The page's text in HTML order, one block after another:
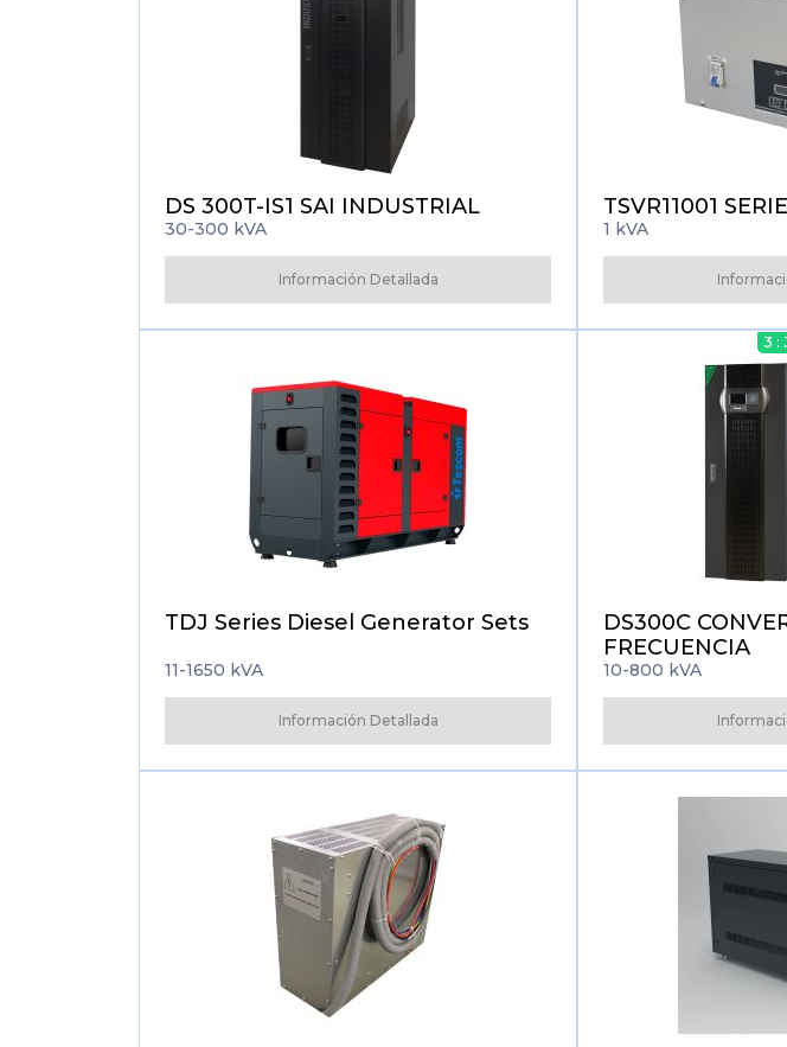
DS 300T-IS1 SAI INDUSTRIAL
30-300 kVA
Información Detallada
TSVR11001
1 kVA
TDJ Series Diesel Generator Sets
11-1650 kVA
Información Detallada
3 :
DS300C
FRECUENCIA
10-800 kVA